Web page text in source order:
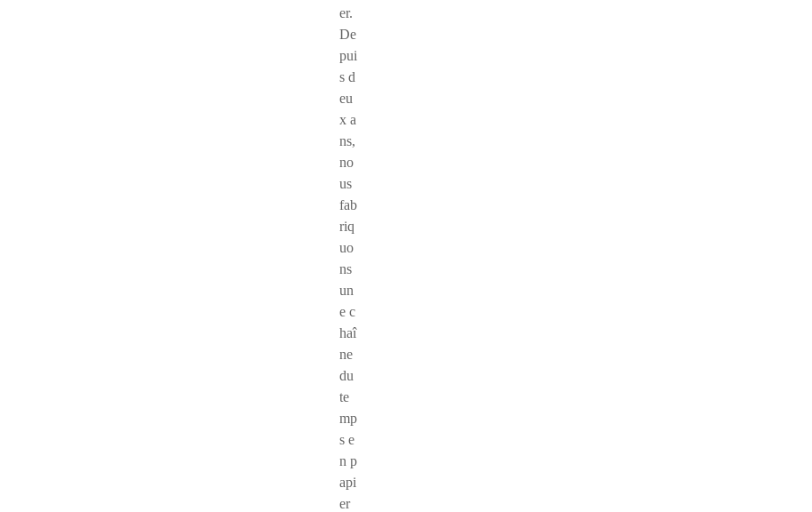
er.
De
pui
s d
eu
x a
ns,
no
us
fab
riq
uo
ns
un
e c
haî
ne
du
te
mp
s e
n p
api
er